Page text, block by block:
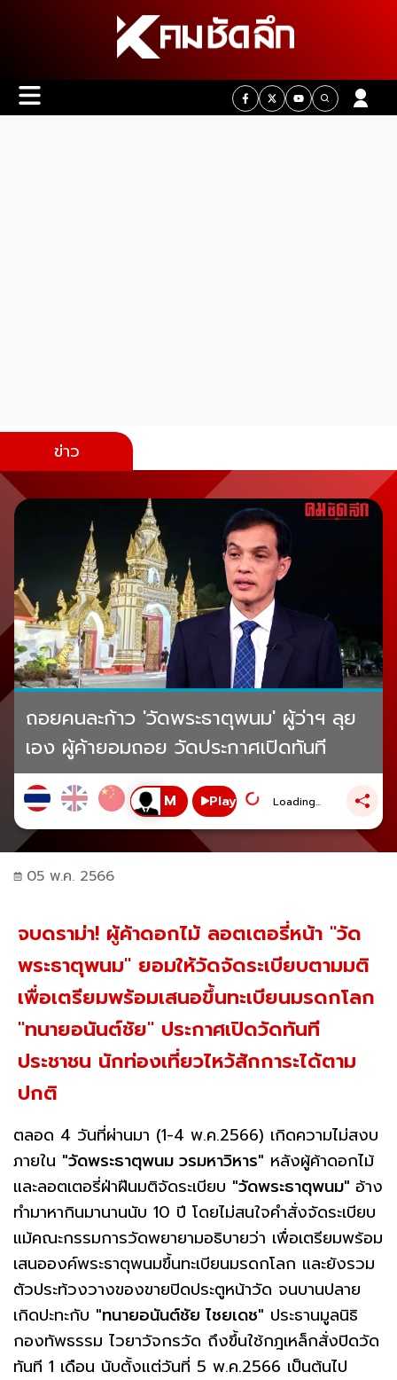
ข่าว
ถอยคนละก้าว 'วัดพระธาตุพนม' ผู้ว่าฯ ลุย
เอง ผู้ค้ายอมถอย วัดประกาศเปิดทันที
Play Loading...
05 พ.ค. 2566
จบดราม่า! ผู้ค้าดอกไม้ ลอตเตอรี่หน้า "วัด
พระธาตุพนม" ยอมให้วัดจัดระเบียบตามมติ
เพื่อเตรียมพร้อมเสนอขึ้นทะเบียนมรดกโลก
"ทนายอนันต์ชัย" ประกาศเปิดวัดทันที
ประชาชน นักท่องเที่ยวไหว้สักการะได้ตาม
ปกติ
ตลอด 4 วันที่ผ่านมา (1-4 พ.ค.2566) เกิดความไม่สงบ
ภายใน "วัดพระธาตุพนม วรมหาวิหาร" หลังผู้ค้าดอกไม้
และลอตเตอรี่ฝ่าฝืนมติจัดระเบียบ "วัดพระธาตุพนม" อ้าง
ทำมาหากินมานานนับ 10 ปี โดยไม่สนใจคำสั่งจัดระเบียบ
แม้คณะกรรมการวัดพยายามอธิบายว่า เพื่อเตรียมพร้อม
เสนอองค์พระธาตุพนมขึ้นทะเบียนมรดกโลก และยังรวม
ตัวประท้วงวางของขายปิดประตูหน้าวัด จนบานปลาย
เกิดปะทะกับ "ทนายอนันต์ชัย ไชยเดช" ประธานมูลนิธิ
กองทัพธรรม ไวยาวัจกรวัด ถึงขึ้นใช้กฎเหล็กสั่งปิดวัด
ทันที 1 เดือน นับตั้งแต่วันที่ 5 พ.ค.2566 เป็นต้นไป